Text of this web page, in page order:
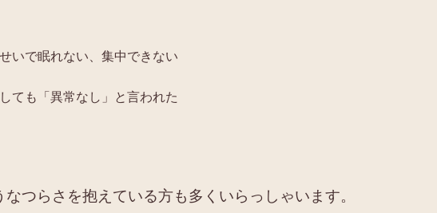
いで眠れない、集中できない
ても「異常なし」と言われた
つらさを抱えている方も多くいらっしゃいます。